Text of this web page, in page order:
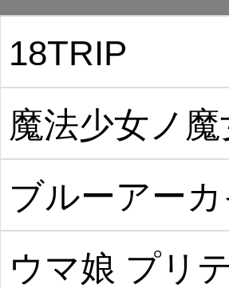
18TRIP
魔法少女ノ
ブルーアー
ウマ娘 プリ